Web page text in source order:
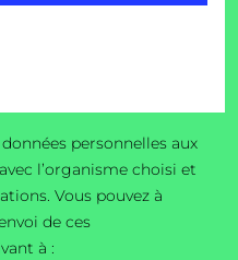
personnelles aux
l’organisme choisi et
Vous pouvez à
de ces
à :